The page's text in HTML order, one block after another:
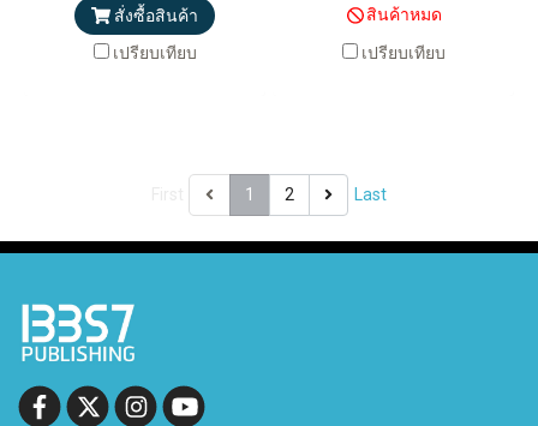
สั่งซื้อสินค้า
เปรียบเทียบ
สินค้าหมด
เปรียบเทียบ
1 2 Last